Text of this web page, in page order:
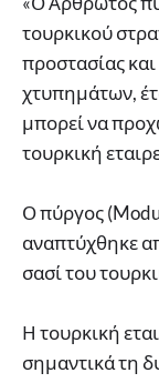
τουρκικού
προστασίας
χτυπημάτων,
μπορεί να
τουρκική
Ο πύργος
αναπτύχθηκε
σασί του
Η τουρκική
σημαντικά τη